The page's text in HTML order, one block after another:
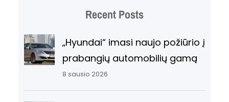
Recent Posts
„Hyundai“ imasi naujo požiūrio į
prabangių automobilių gamą
8 sausio 2026